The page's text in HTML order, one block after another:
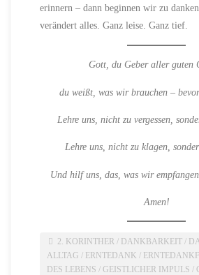
erinnern – dann beginnen wir zu
verändert alles. Ganz leise. Ganz tief.
Gott, du Geber aller guten
du weißt, was wir brauchen –
Lehre uns, nicht zu vergessen,
Lehre uns, nicht zu klagen,
Und hilf uns, das, was wir
Amen!
2. KORINTHER / DANKBARKEIT/
ALLTAG / ERNTEDANK /
DES LEBENS /GEISTLICHER IMPULS /